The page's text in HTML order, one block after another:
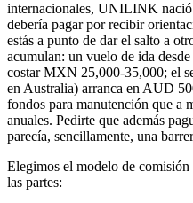
internacionales, UNILINK nació
debería pagar por recibir
estás a punto de dar el salto a
acumulan: un vuelo de ida
costar MXN 25,000-35,000; el
en Australia) arranca en AUD
fondos para manutención que a
anuales. Pedirte que además
parecía, sencillamente, una
Elegimos el modelo de comisión
las partes: